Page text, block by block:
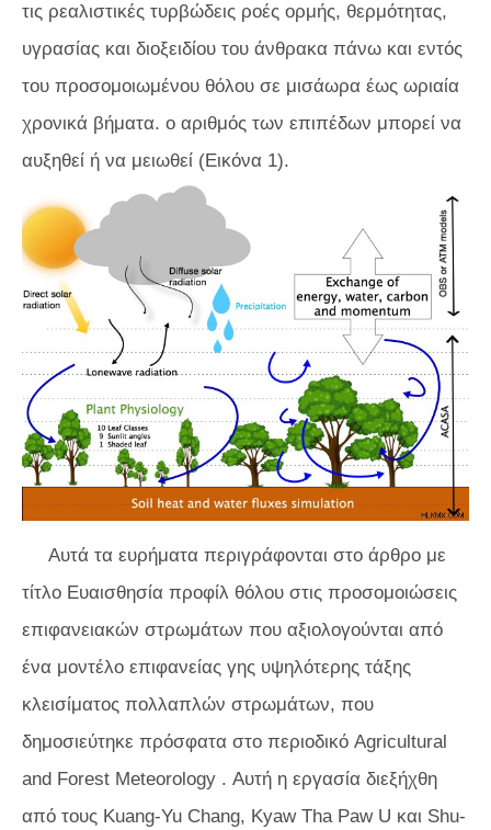
τις ρεαλιστικές τυρβώδεις ροές ορμής, θερμότητας,
υγρασίας και διοξειδίου του άνθρακα πάνω και εντός
του προσομοιωμένου θόλου σε μισάωρα έως ωριαία
χρονικά βήματα. ο αριθμός των επιπέδων μπορεί να
αυξηθεί ή να μειωθεί (Εικόνα 1).
Αυτά τα ευρήματα περιγράφονται στο άρθρο με
τίτλο Ευαισθησία προφίλ θόλου στις προσομοιώσεις
επιφανειακών στρωμάτων που αξιολογούνται από
ένα μοντέλο επιφανείας γης υψηλότερης τάξης
κλεισίματος πολλαπλών στρωμάτων, που
δημοσιεύτηκε πρόσφατα στο περιοδικό Agricultural
and Forest Meteorology . Αυτή η εργασία διεξήχθη
από τους Kuang-Yu Chang, Kyaw Tha Paw U και Shu-